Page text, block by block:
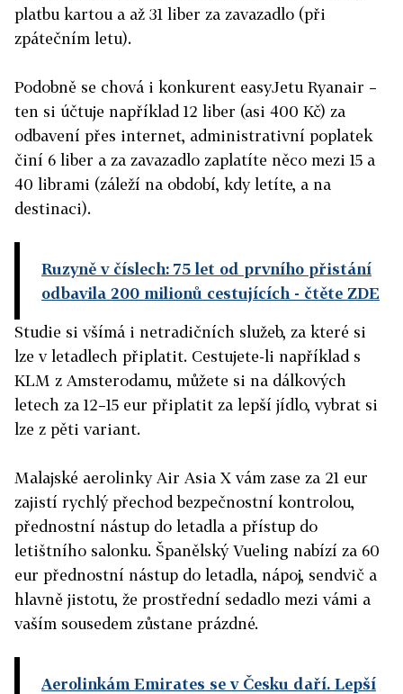
platbu kartou a až 31 liber za zavazadlo (při
zpátečním letu).
Podobně se chová i konkurent easyJetu Ryanair –
ten si účtuje například 12 liber (asi 400 Kč) za
odbavení přes internet, administrativní poplatek
činí 6 liber a za zavazadlo zaplatíte něco mezi 15 a
40 librami (záleží na období, kdy letíte, a na
destinaci).
Ruzyně v číslech: 75 let od prvního přistání
odbavila 200 milionů cestujících - čtěte ZDE
Studie si všímá i netradičních služeb, za které si
lze v letadlech připlatit. Cestujete-li například s
KLM z Amsterodamu, můžete si na dálkových
letech za 12–15 eur připlatit za lepší jídlo, vybrat si
lze z pěti variant.
Malajské aerolinky Air Asia X vám zase za 21 eur
zajistí rychlý přechod bezpečnostní kontrolou,
přednostní nástup do letadla a přístup do
letištního salonku. Španělský Vueling nabízí za 60
eur přednostní nástup do letadla, nápoj, sendvič a
hlavně jistotu, že prostřední sedadlo mezi vámi a
vaším sousedem zůstane prázdné.
Aerolinkám Emirates se v Česku daří. Lepší